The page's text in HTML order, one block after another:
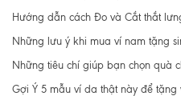
Hướng dẫn cách Đo và Cắt thắt
Những lưu ý khi mua ví nam tặng
Những tiêu chí giúp bạn chọn quà
Gợi Ý 5 mẫu ví da thật này để